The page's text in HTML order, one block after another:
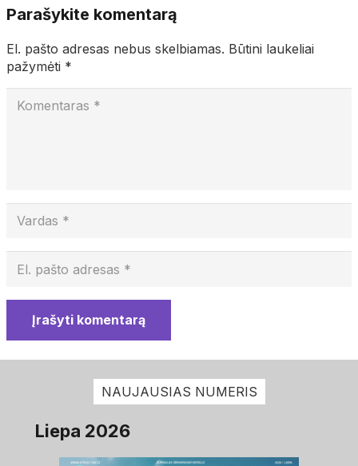
Parašykite komentarą
El. pašto adresas nebus skelbiamas. Būtini laukeliai
pažymėti *
Įrašyti komentarą
NAUJAUSIAS NUMERIS
Liepa 2026